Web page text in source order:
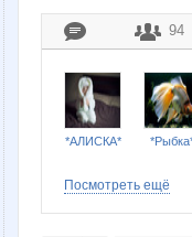
94
*АЛИСКА*
Посмотреть ещё